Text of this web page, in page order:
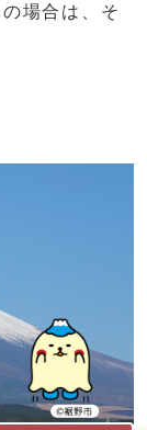
場合は、そ